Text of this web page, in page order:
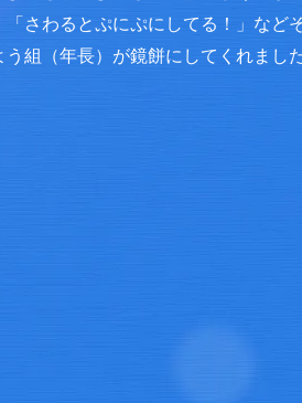
「さわるとぷにぷにしてる！」など
う組（年長）が鏡餅にしてくれまし